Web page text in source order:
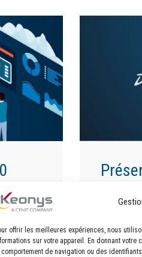
offrir les meilleures expériences, nous
sur votre appareil. En donnant
comportement de navigation ou des
solution
Lire la